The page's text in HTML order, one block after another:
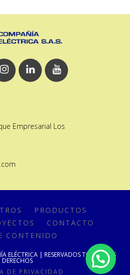
Empresarial Los
PRODUCTOS
CONTACTO
CONTENIDO
ELÉCTRICA | RESERVADOS TODOS LOS
DERECHOS
DE PRIVACIDAD